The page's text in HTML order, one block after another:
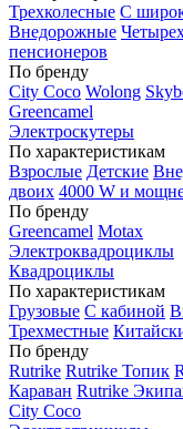
Трехколесные С
Внедорожные
пенсионеров
По бренду
City Coco Wolong
Greencamel
Электроскутеры
По характеристикам
Взрослые Детские
двоих 4000 W и
По бренду
Greencamel Motax
Электроквадроциклы
Квадроциклы
По характеристикам
Грузовые С кабиной
Трехместные
По бренду
Rutrike Rutrike Топик
Караван Rutrike
City Coco